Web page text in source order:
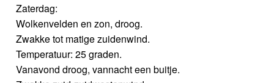
Zaterdag:
Wolkenvelden en zon, droog.
Zwakke tot matige zuidenwind.
Temperatuur: 25 graden.
Vanavond droog, vannacht een buitje.